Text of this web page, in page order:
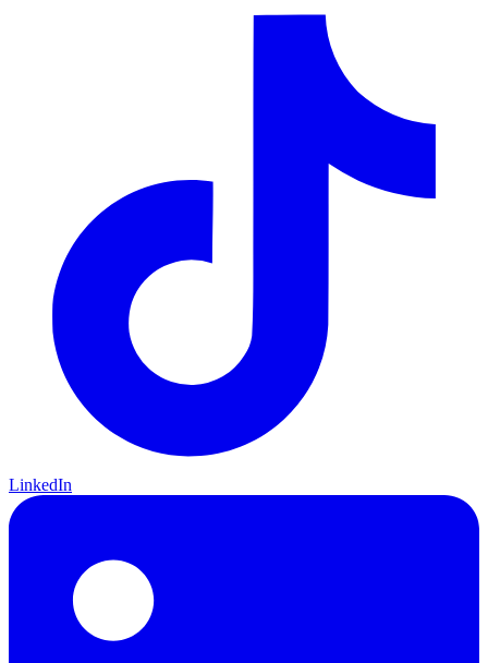
LinkedIn